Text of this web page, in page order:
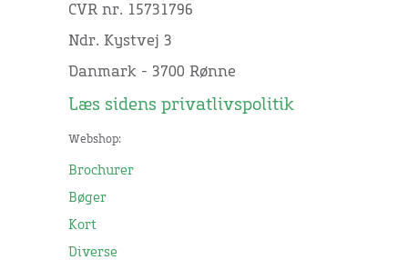
CVR nr. 15731796
Ndr. Kystvej 3
Danmark - 3700 Rønne
Læs sidens privatlivspolitik
Webshop:
Brochurer
Bøger
Kort
Diverse